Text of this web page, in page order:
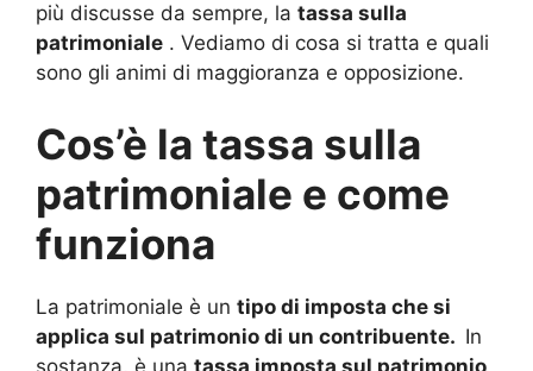
più discusse da sempre, la tassa sulla
patrimoniale . Vediamo di cosa si tratta e quali
sono gli animi di maggioranza e opposizione.
Cos’è la tassa sulla
patrimoniale e come
funziona
La patrimoniale è un tipo di imposta che si
applica sul patrimonio di un contribuente. In
sostanza, è una tassa imposta sul patrimonio